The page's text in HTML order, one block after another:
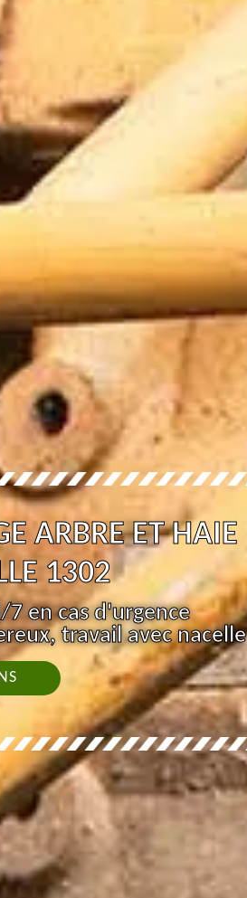
ARBRE ET HAIE
1302
en cas d'urgence
travail avec nacelle